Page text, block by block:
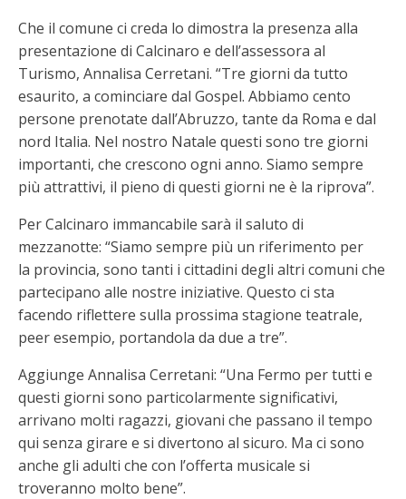
Che il comune ci creda lo dimostra la presenza alla
presentazione di Calcinaro e dell’assessora al
Turismo, Annalisa Cerretani. “Tre giorni da tutto
esaurito, a cominciare dal Gospel. Abbiamo cento
persone prenotate dall’Abruzzo, tante da Roma e dal
nord Italia. Nel nostro Natale questi sono tre giorni
importanti, che crescono ogni anno. Siamo sempre
più attrattivi, il pieno di questi giorni ne è la riprova”.
Per Calcinaro immancabile sarà il saluto di
mezzanotte: “Siamo sempre più un riferimento per
la provincia, sono tanti i cittadini degli altri comuni che
partecipano alle nostre iniziative. Questo ci sta
facendo riflettere sulla prossima stagione teatrale,
peer esempio, portandola da due a tre”.
Aggiunge Annalisa Cerretani: “Una Fermo per tutti e
questi giorni sono particolarmente significativi,
arrivano molti ragazzi, giovani che passano il tempo
qui senza girare e si divertono al sicuro. Ma ci sono
anche gli adulti che con l’offerta musicale si
troveranno molto bene”.